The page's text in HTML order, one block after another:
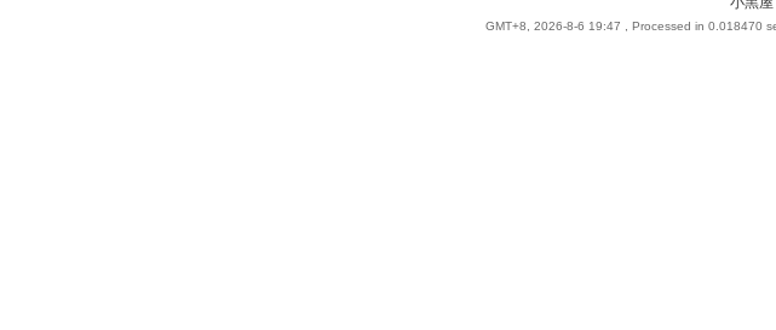
GMT+8, 2026-8-6 19:47 , Processed in 0.018470